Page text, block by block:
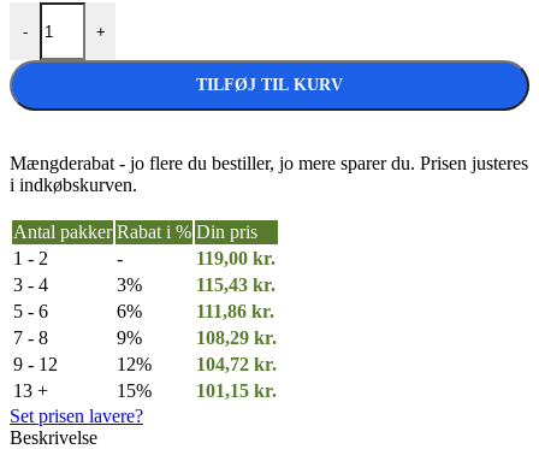
-
Titleist Velocity Grønne Golfbolde Med Tekst - Design Selv antal
+
TILFØJ TIL KURV
Mængderabat - jo flere du bestiller, jo mere sparer du. Prisen justeres
i indkøbskurven.
Antal pakker Rabat i % Din pris
1 - 2
- 119,00 kr.
3 - 4
3% 115,43 kr.
5 - 6
6% 111,86 kr.
7 - 8
9% 108,29 kr.
9 - 12
12% 104,72 kr.
13 +
15% 101,15 kr.
Set prisen lavere?
Beskrivelse